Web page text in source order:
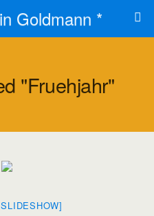
Goldmann *
"fruehjahr"